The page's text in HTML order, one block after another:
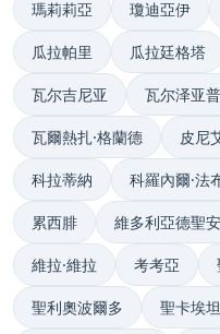
瑪莉莉亞 瓊迪亞伊
瓜拉帕里 瓜拉廷格塔
瓦尔吉尼亚 瓦尔泽亚
瓦爾熱扎·格蘭德 皮尼
科拉蒂納 科羅內爾·法
累西腓 維多利亞德聖
維拉·維拉 考考亞
聖利奧波爾多 聖卡埃